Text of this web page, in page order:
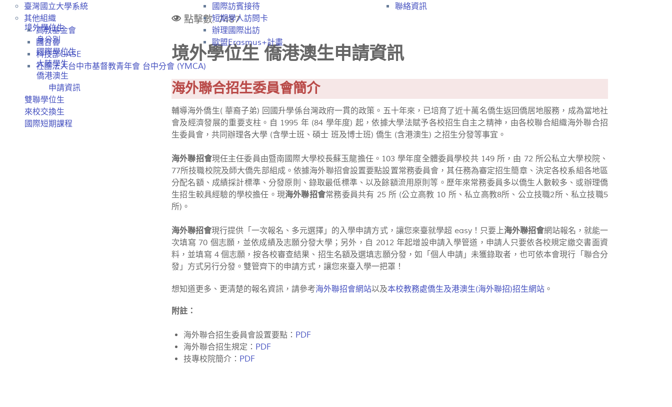
臺灣國立大學系統
其他組織
高教基金會
國合會
科技部GASE
社團法人台中市基督教青年會 台中分會 (YMCA)
國際訪賓接待
短期學人訪問卡
辦理國際出訪
歐盟Erasmus+計畫
聯絡資訊
境外學位生
身分別
國際學位生
大陸學生
僑港澳生
申請資訊
雙聯學位生
來校交換生
國際短期課程
點擊數: 7487
境外學位生 僑港澳生申請資訊
海外聯合招生委員會簡介
輔導海外僑生( 華裔子弟) 回國升學係台灣政府一貫的政策。五十年來，已培育了近十萬名僑生返回僑居地服務，成為當地社
會及經濟發展的重要支柱。自 1995 年 (84 學年度) 起，依據大學法賦予各校招生自主之精神，由各校聯合組織海外聯合招
生委員會，共同辦理各大學 (含學士班、碩士 班及博士班) 僑生 (含港澳生) 之招生分發等事宜。
海外聯招會現任主任委員由暨南國際大學校長蘇玉龍擔任。103 學年度全體委員學校共 149 所，由 72 所公私立大學校院、
77所技職校院及師大僑先部組成。依據海外聯招會設置要點設置常務委員會，其任務為審定招生簡章、決定各校系組各地區
分配名額、成績採計標準、分發原則、錄取最低標準、以及餘額流用原則等。歷年來常務委員多以僑生人數較多、或辦理僑
生招生較具經驗的學校擔任。現海外聯招會常務委員共有 25 所 (公立高教 10 所、私立高教8所、公立技職2所、私立技職5
所)。
海外聯招會現行提供「一次報名、多元選擇」的入學申請方式，讓您來臺就學超 easy！只要上海外聯招會網站報名，就能一
次填寫 70 個志願，並依成績及志願分發大學；另外，自 2012 年起增設申請入學管道，申請人只要依各校規定繳交書面資
料，並填寫 4 個志願，按各校審查結果、招生名額及選填志願分發，如「個人申請」未獲錄取者，也可依本會現行「聯合分
發」方式另行分發。雙管齊下的申請方式，讓您來臺入學一把罩！
想知道更多、更清楚的報名資訊，請參考海外聯招會網站以及本校教務處僑生及港澳生(海外聯招)招生網站 。
附註：
海外聯合招生委員會設置要點： PDF
海外聯合招生規定： PDF
技專校院簡介： PDF